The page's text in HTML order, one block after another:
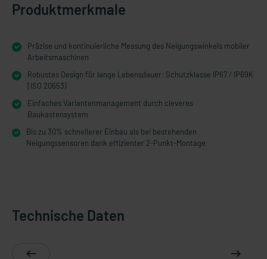
Produktmerkmale
Präzise und kontinuierliche Messung des Neigungswinkels mobiler
Arbeitsmaschinen
Robustes Design für lange Lebensdauer: Schutzklasse IP67 / IP69K
[ISO 20653)
Einfaches Variantenmanagement durch cleveres
Baukastensystem
Bis zu 30% schnellerer Einbau als bei bestehenden
Neigungssensoren dank effizienter 2-Punkt-Montage
Technische Daten